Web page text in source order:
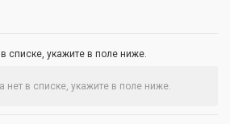
списке, укажите в поле ниже.